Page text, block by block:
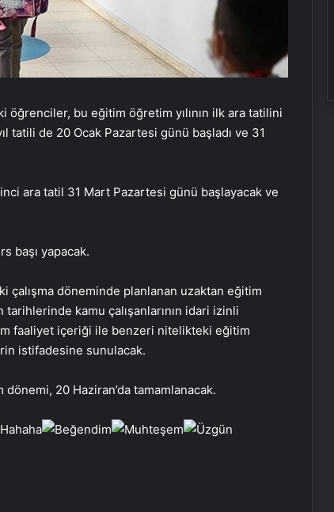
bu eğitim öğretim yılının ilk ara tatilini
tatili de 20 Ocak Pazartesi günü başladı ve 31
ara tatil 31 Mart Pazartesi günü başlayacak ve
başı yapacak.
çalışma döneminde planlanan uzaktan eğitim
kamu çalışanlarının idari izinli
faaliyet içeriği ile benzeri nitelikteki eğitim
istifadesine sunulacak.
20 Haziran’da tamamlanacak.
UETDS Nedir ? Uetds.com İle Akıllı
Dijital Taşımacılık Yazılımı
Bahçe Mobilyaları Seçimi ve Bahçe
Fiyatlandırması
Keçiören Halı Yıkama: Temiz ve
Sağlıklı Halılar İçin Profesyonel